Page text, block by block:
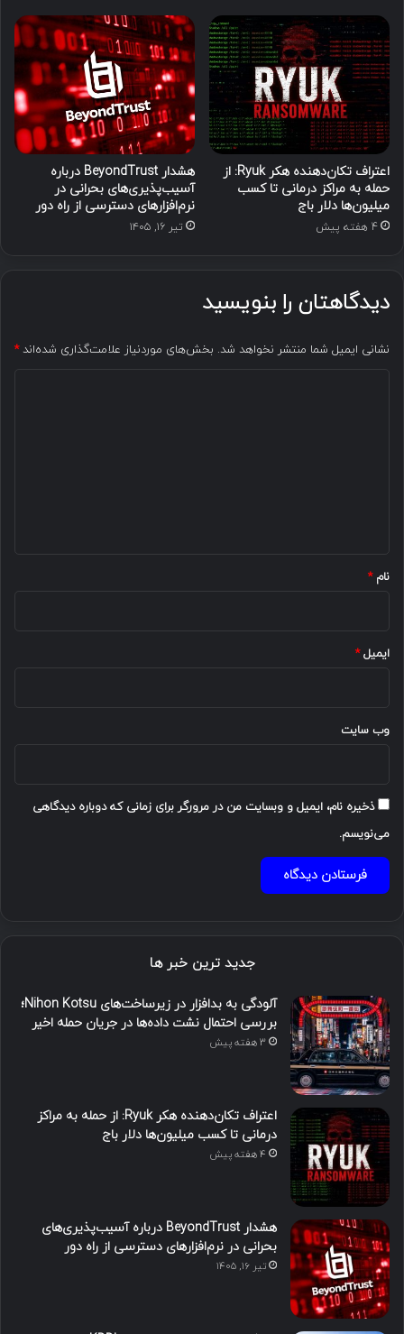
اعتراف تکان‌دهنده هکر Ryuk: از
حمله به مراکز درمانی تا کسب
میلیون‌ها دلار باج
4 هفته پیش
هشدار BeyondTrust درباره
آسیب‌پذیری‌های بحرانی در
نرم‌افزارهای دسترسی از راه دور
تیر ۱۶, ۱۴۰۵
دیدگاهتان را بنویسید
نشانی ایمیل شما منتشر نخواهد شد. بخش‌های موردنیاز علامت‌گذاری شده‌اند*
نام*
ایمیل*
وب‌ سایت
ذخیره نام، ایمیل و وبسایت من در مرورگر برای زمانی که دوباره دیدگاهی
می‌نویسم.
جدید ترین خبر ها
آلودگی به بدافزار در زیرساخت‌های Nihon Kotsu؛
بررسی احتمال نشت داده‌ها در جریان حمله اخیر
3 هفته پیش
اعتراف تکان‌دهنده هکر Ryuk: از حمله به مراکز
درمانی تا کسب میلیون‌ها دلار باج
4 هفته پیش
هشدار BeyondTrust درباره آسیب‌پذیری‌های
بحرانی در نرم‌افزارهای دسترسی از راه دور
تیر ۱۶, ۱۴۰۵